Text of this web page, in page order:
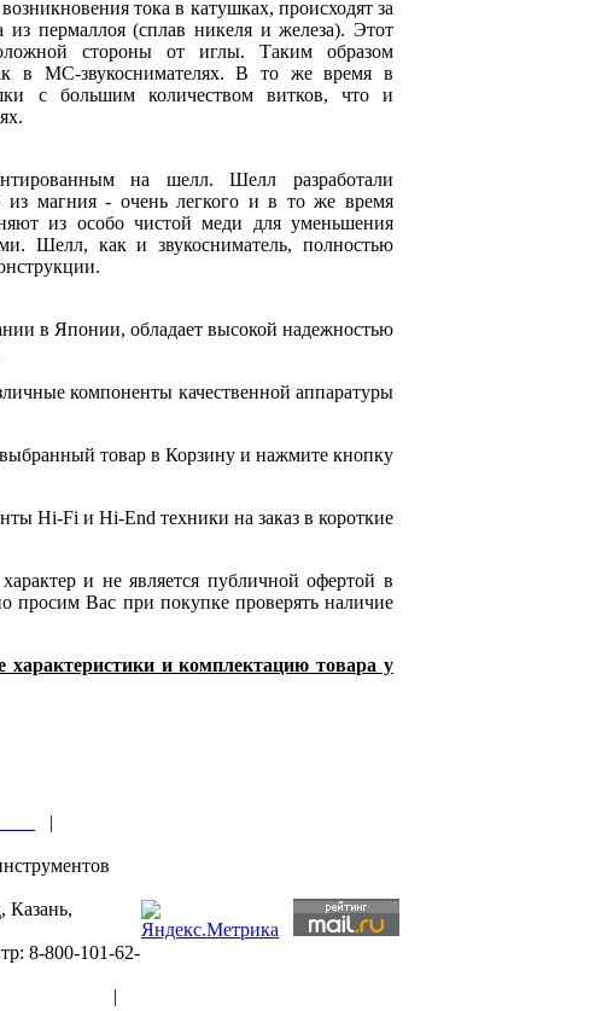
тока в катушках, происходят за
из пермаллоя (сплав никеля и железа). Этот
стороны от иглы. Таким образом
в MC-звукоснимателях. В то же время в
с большим количеством витков, что и
на шелл. Шелл разработали
из магния - очень легкого и в то же время
из особо чистой меди для уменьшения
Шелл, как и звукосниматель, полностью
в Японии, обладает высокой надежностью
компоненты качественной аппаратуры
товар в Корзину и нажмите кнопку
Hi-Fi и Hi-End техники на заказ в короткие
и не является публичной офертой в
просим Вас при покупке проверять наличие
характеристики и комплектацию товара у
|
Казань,
8-800-101-62-
|